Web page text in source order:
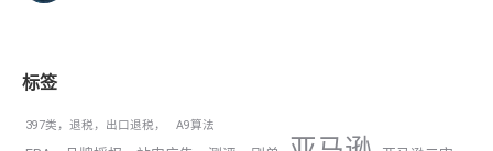
标签
397类，退税，出口退税， A9算法